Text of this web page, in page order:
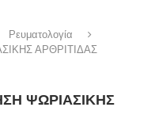
Ρευματολογία
ΑΡΘΡΙΤΙΔΑΣ
ΨΩΡΙΑΣΙΚΗΣ